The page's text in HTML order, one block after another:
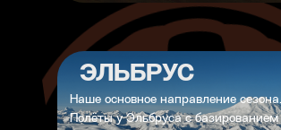
ЭЛЬБРУС
Наше основное направление сезона.
Полёты у Эльбруса с базированием
ЗАДАТЬ СВОЙ ВОПРОС